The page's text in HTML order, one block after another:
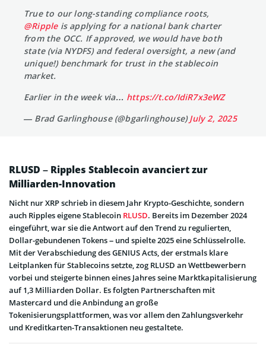
True to our long-standing compliance roots,
@Rippleis applying for a national bank charter
from the OCC. If approved, we would have both
state (via NYDFS) and federal oversight, a new (and
unique!) benchmark for trust in the stablecoin
market.
Earlier in the week via… https://t.co/IdiR7x3eWZ
— Brad Garlinghouse (@bgarlinghouse)July 2, 2025
RLUSD – Ripples Stablecoin avanciert zur
Milliarden-Innovation
Nicht nur XRP schrieb in diesem Jahr Krypto-Geschichte, sondern
auch Ripples eigene Stablecoin RLUSD. Bereits im Dezember 2024
eingeführt, war sie die Antwort auf den Trend zu regulierten,
Dollar-gebundenen Tokens – und spielte 2025 eine Schlüsselrolle.
Mit der Verabschiedung des GENIUS Acts, der erstmals klare
Leitplanken für Stablecoins setzte, zog RLUSD an Wettbewerbern
vorbei und steigerte binnen eines Jahres seine Marktkapitalisierung
auf 1,3 Milliarden Dollar. Es folgten Partnerschaften mit
Mastercard und die Anbindung an große
Tokenisierungsplattformen, was vor allem den Zahlungsverkehr
und Kreditkarten-Transaktionen neu gestaltete.